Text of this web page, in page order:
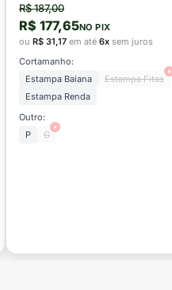
R$ 187,00
R$ 177,65NO PIX
ou R$ 31,17 em até 6x sem juros
Cortamanho:
Estampa Baiana
Estampa Fitas
×
Estampa Renda
Outro:
P
G
×